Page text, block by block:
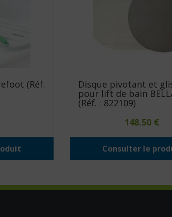
(Réf. Disque pivotant et
pour lift de bain
(Réf. : 822109)
148.50 €
Consulter le